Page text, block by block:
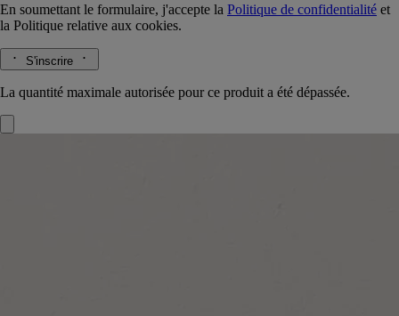
En soumettant le formulaire, j'accepte la Politique de confidentialité et
la Politique relative aux cookies.
S'inscrire
La quantité maximale autorisée pour ce produit a été dépassée.